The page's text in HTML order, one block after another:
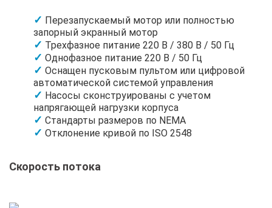
Перезапускаемый мотор или полностью
запорный экранный мотор
Трехфазное питание 220 В / 380 В / 50 Гц
Однофазное питание 220 В / 50 Гц
Оснащен пусковым пультом или цифровой
автоматической системой управления
Насосы сконструированы с учетом
напрягающей нагрузки корпуса
Стандарты размеров по NEMA
Отклонение кривой по ISO 2548
Скорость потока